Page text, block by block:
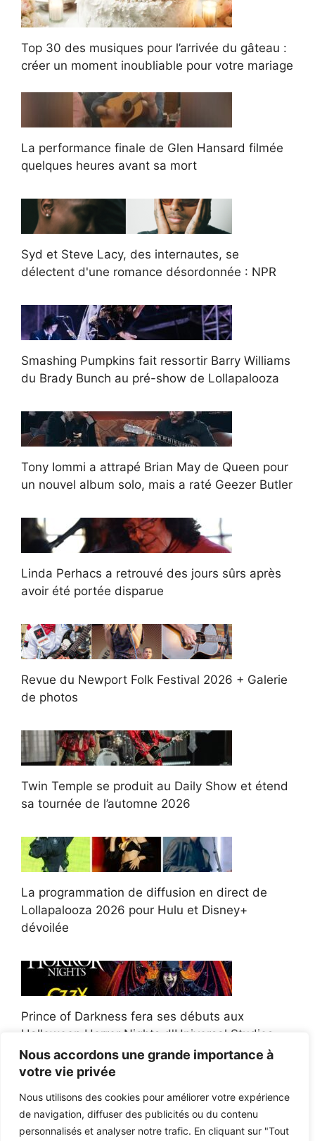
Nous accordons une grande importance à
votre vie privée
Nous utilisons des cookies pour améliorer votre expérience
de navigation, diffuser des publicités ou du contenu
personnalisés et analyser notre trafic. En cliquant sur "Tout
Top 30 des musiques pour l’arrivée du gâteau :
créer un moment inoubliable pour votre mariage
La performance finale de Glen Hansard filmée
quelques heures avant sa mort
Syd et Steve Lacy, des internautes, se
délectent d'une romance désordonnée : NPR
Smashing Pumpkins fait ressortir Barry Williams
du Brady Bunch au pré-show de Lollapalooza
Tony Iommi a attrapé Brian May de Queen pour
un nouvel album solo, mais a raté Geezer Butler
Linda Perhacs a retrouvé des jours sûrs après
avoir été portée disparue
Revue du Newport Folk Festival 2026 + Galerie
de photos
Twin Temple se produit au Daily Show et étend
sa tournée de l’automne 2026
La programmation de diffusion en direct de
Lollapalooza 2026 pour Hulu et Disney+
dévoilée
Prince of Darkness fera ses débuts aux
Halloween Horror Nights d'Universal Studios
Afroman poursuit un policier de l'Ohio après la